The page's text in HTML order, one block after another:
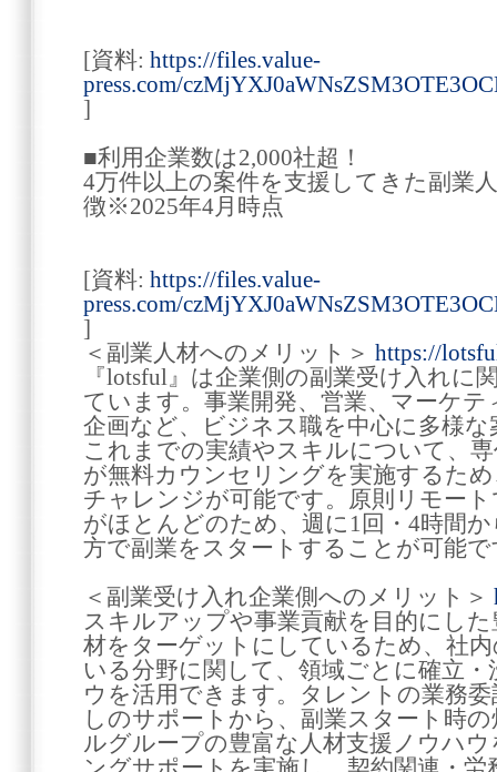
[資料: https://files.value-
press.com/
]
■利用企業数は2,000社超！
4万件以上の案件を支援してきた副業
徴※2025年4月時点
[資料: https://files.value-
press.com/
]
＜副業人材へのメリット＞ https://
『lotsful』は企業側の副業受け入れに
ています。事業開発、営業、マーケ
企画など、ビジネス職を中心に多様
これまでの実績やスキルについて、
が無料カウンセリングを実施するた
チャレンジが可能です。原則リモー
がほとんどのため、週に1回・4時間
方で副業をスタートすることが可能で
＜副業受け入れ企業側へのメリット＞
スキルアップや事業貢献を目的にし
材をターゲットにしているため、社
いる分野に関して、領域ごとに確立
ウを活用できます。タレントの業務
しのサポートから、副業スタート時
ルグループの豊富な人材支援ノウハ